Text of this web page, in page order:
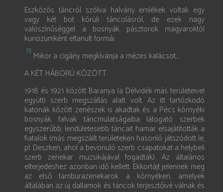
Eszközös táncról szólva halvány emlékek voltak egy
vagy két bot körüli táncolásról, de ezek nagy
valószínűséggel a bosnyák pásztorok magyaroktól
kuriózumként eltanult formái.
[1] Mikor a cigány megkívánja a mézes kalácsot...
A KÉT HÁBORÚ KÖZÖTT
1918 és 1921 között Baranya (a Délvidék más területeivel
együtt) szerb megszállás alatt volt. Az itt tartózkodó
katonák között zenészek is akadtak és a Pécs környéki
bosnyák falvak táncmulatságaiba látogató szerbek
egyszerűbb, lendületesebb táncait hamar elsajátították a
fiatalok (más megszállt területeken hasonló játszódott le,
pl. Deszken, ahol a bevonuló szerb csapatokat a helybeli
szerb zenekar muzsikájával fogadták). Az általános
elterjedéshez azonban idő kellett. Ekkortájt jelennek meg
az első tamburazenekarok a környéken, amelyek
általában az új dallamok és táncok terjesztőivé válnak és